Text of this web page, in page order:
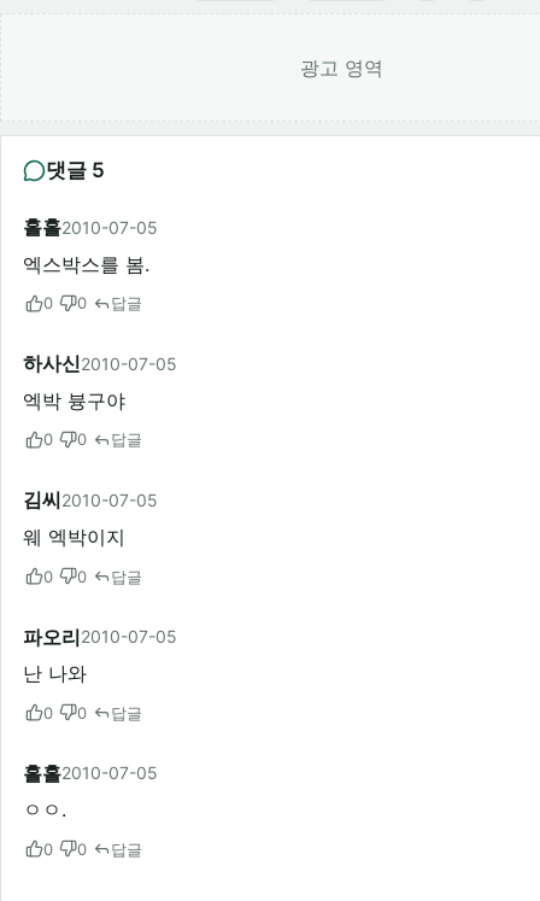
광고 영역
댓글 5
홀홀2010-07-05
엑스박스를 봄.
0 0 답글
하사신2010-07-05
엑박 븅구야
0 0 답글
김씨2010-07-05
웨 엑박이지
0 0 답글
파오리2010-07-05
난 나와
0 0 답글
홀홀2010-07-05
ㅇㅇ.
0 0 답글